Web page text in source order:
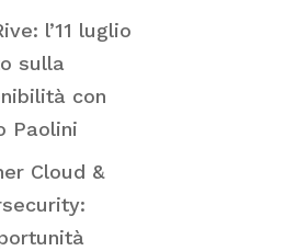
l’11 luglio
sulla
con
Paolini
Cloud &